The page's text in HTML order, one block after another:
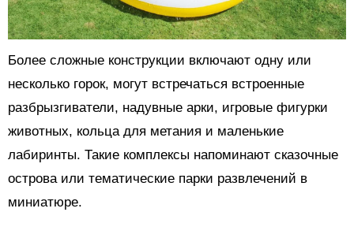
Более сложные конструкции включают одну или
несколько горок, могут встречаться встроенные
разбрызгиватели, надувные арки, игровые фигурки
животных, кольца для метания и маленькие
лабиринты. Такие комплексы напоминают сказочные
острова или тематические парки развлечений в
миниатюре.